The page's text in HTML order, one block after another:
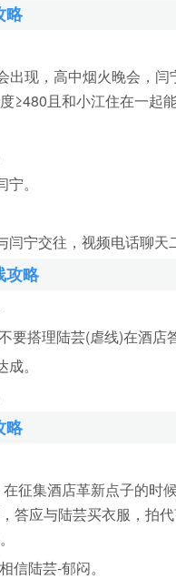
略
现，高中烟火晚会，闫
≥480且和小江住在一起
。
宁交往，视频电话聊天
攻略
搭理陆芸(虐线)在酒店
。
略
集酒店革新点子的时
答应与陆芸买衣服，拍
陆芸-郁闷。